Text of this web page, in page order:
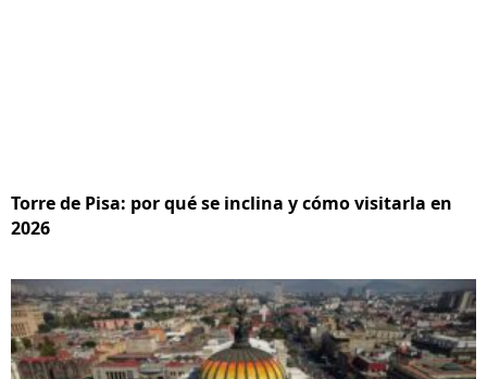
Torre de Pisa: por qué se inclina y cómo visitarla en
2026